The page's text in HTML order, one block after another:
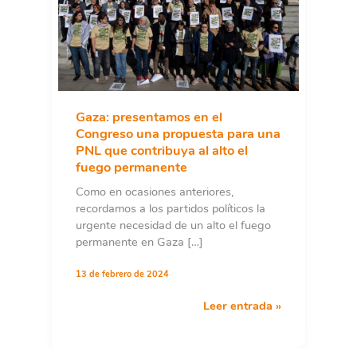
Gaza: presentamos en el
Congreso una propuesta para una
PNL que contribuya al alto el
fuego permanente
Como en ocasiones anteriores,
recordamos a los partidos políticos la
urgente necesidad de un alto el fuego
permanente en Gaza […]
13 de febrero de 2024
Gaza:
Leer entrada »